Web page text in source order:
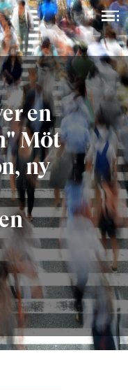
en
Möt
ny